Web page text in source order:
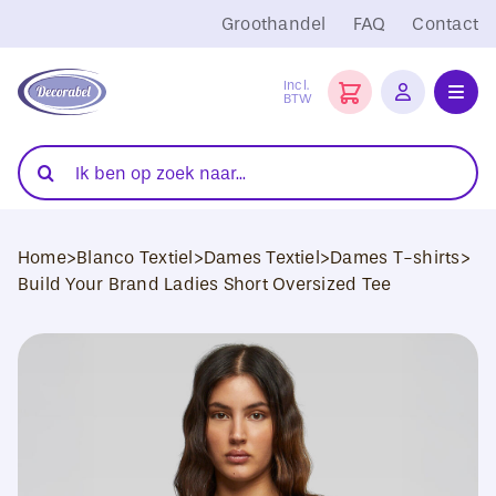
naar
inhoud
Groothandel FAQ Contact
Incl.
BTW
Folies
Transferpersen
Zoeken
naar:
Home>Blanco Textiel>Dames Textiel>Dames T-shirts>
Build Your Brand Ladies Short Oversized Tee